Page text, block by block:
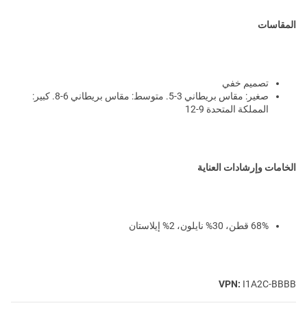
المقاسات
تصميم خفي
صغير: مقاس بريطاني 3-5. متوسط: مقاس بريطاني 6-8. كبير:
المملكة المتحدة 9-12
الخامات وإرشادات العناية
68% قطن، 30% نايلون، 2% إيلاستان
VPN: I1A2C-BBBB